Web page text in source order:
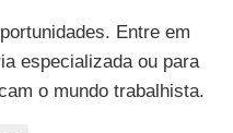
Entre em
especializada ou para
o mundo trabalhista.